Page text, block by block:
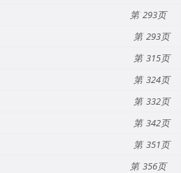
293
293
315
324
332
342
351
356